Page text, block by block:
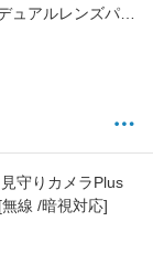
ュアルレンズパン
守りカメラPlus
線 /暗視対応]